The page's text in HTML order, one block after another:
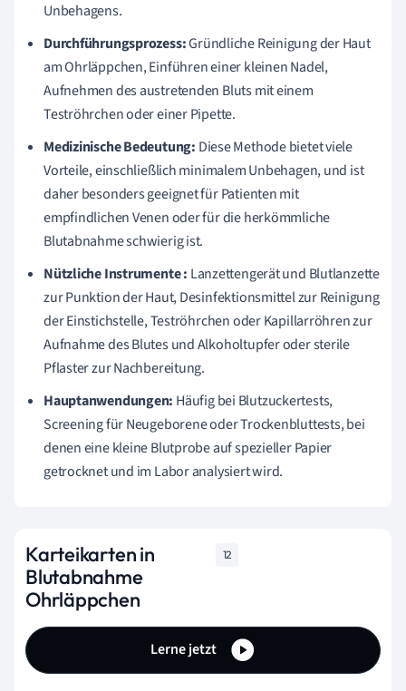
Unbehagens.
Durchführungsprozess:Gründliche Reinigung der Haut
am Ohrläppchen, Einführen einer kleinen Nadel,
Aufnehmen des austretenden Bluts mit einem
Teströhrchen oder einer Pipette.
Medizinische Bedeutung: Diese Methode bietet viele
Vorteile, einschließlich minimalem Unbehagen, und ist
daher besonders geeignet für Patienten mit
empfindlichen Venen oder für die herkömmliche
Blutabnahme schwierig ist.
Nützliche Instrumente : Lanzettengerät und Blutlanzette
zur Punktion der Haut, Desinfektionsmittel zur Reinigung
der Einstichstelle, Teströhrchen oder Kapillarröhren zur
Aufnahme des Blutes und Alkoholtupfer oder sterile
Pflaster zur Nachbereitung.
Hauptanwendungen: Häufig bei Blutzuckertests,
Screening für Neugeborene oder Trockenbluttests, bei
denen eine kleine Blutprobe auf spezieller Papier
getrocknet und im Labor analysiert wird.
Karteikarten in
Blutabnahme
Ohrläppchen
12
Lerne jetzt